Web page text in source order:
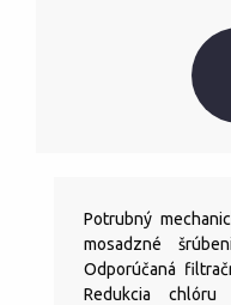
Potrubný
mosadzné
Odporúčaná
Redukcia